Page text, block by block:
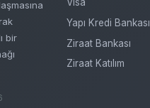
bir
Visa
Yapı Kredi Bankası
Ziraat Bankası
Ziraat Katılım